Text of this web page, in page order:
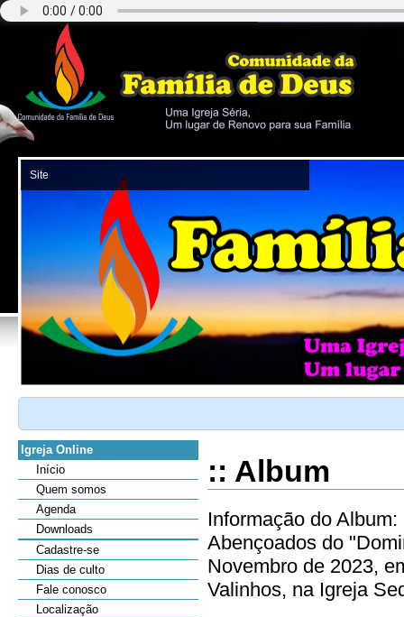
Igreja Online
Início
Quem somos
Agenda
Downloads
Cadastre-se
Dias de culto
Fale conosco
Localização
:: Album
Informação do Album:
Abençoados do
Novembro de 2023,
Valinhos, na Igreja